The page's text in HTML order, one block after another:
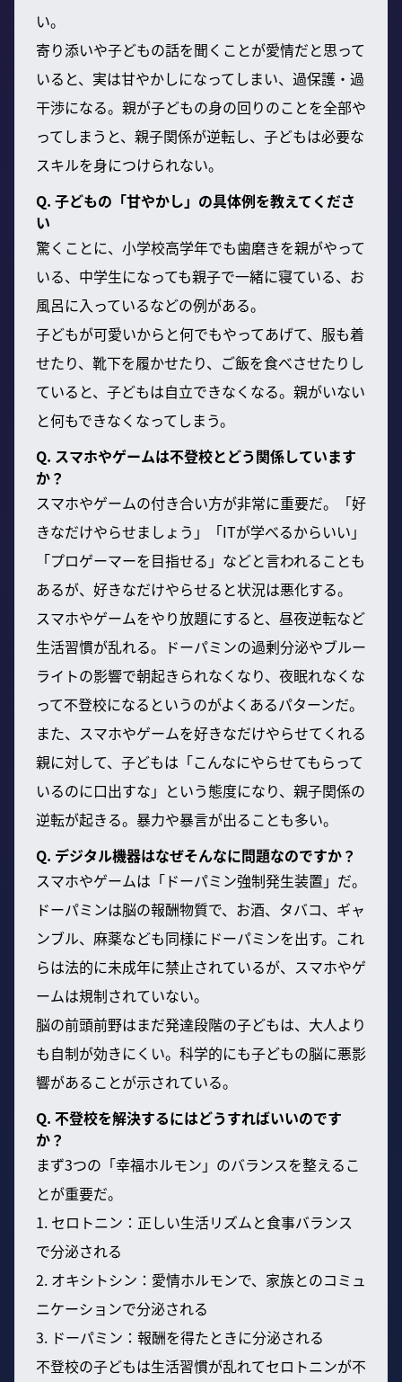
い。
寄り添いや子どもの話を聞くことが愛情だと思って
いると、実は甘やかしになってしまい、過保護・過
干渉になる。親が子どもの身の回りのことを全部や
ってしまうと、親子関係が逆転し、子どもは必要な
スキルを身につけられない。
Q. 子どもの「甘やかし」の具体例を教えてくださ
い
驚くことに、小学校高学年でも歯磨きを親がやって
いる、中学生になっても親子で一緒に寝ている、お
風呂に入っているなどの例がある。
子どもが可愛いからと何でもやってあげて、服も着
せたり、靴下を履かせたり、ご飯を食べさせたりし
ていると、子どもは自立できなくなる。親がいない
と何もできなくなってしまう。
Q. スマホやゲームは不登校とどう関係しています
か？
スマホやゲームの付き合い方が非常に重要だ。「好
きなだけやらせましょう」「ITが学べるからいい」
「プロゲーマーを目指せる」などと言われることも
あるが、好きなだけやらせると状況は悪化する。
スマホやゲームをやり放題にすると、昼夜逆転など
生活習慣が乱れる。ドーパミンの過剰分泌やブルー
ライトの影響で朝起きられなくなり、夜眠れなくな
って不登校になるというのがよくあるパターンだ。
また、スマホやゲームを好きなだけやらせてくれる
親に対して、子どもは「こんなにやらせてもらって
いるのに口出すな」という態度になり、親子関係の
逆転が起きる。暴力や暴言が出ることも多い。
Q. デジタル機器はなぜそんなに問題なのですか？
スマホやゲームは「ドーパミン強制発生装置」だ。
ドーパミンは脳の報酬物質で、お酒、タバコ、ギャ
ンブル、麻薬なども同様にドーパミンを出す。これ
らは法的に未成年に禁止されているが、スマホやゲ
ームは規制されていない。
脳の前頭前野はまだ発達段階の子どもは、大人より
も自制が効きにくい。科学的にも子どもの脳に悪影
響があることが示されている。
Q. 不登校を解決するにはどうすればいいのです
か？
まず3つの「幸福ホルモン」のバランスを整えるこ
とが重要だ。
1. セロトニン：正しい生活リズムと食事バランス
で分泌される
2. オキシトシン：愛情ホルモンで、家族とのコミュ
ニケーションで分泌される
3. ドーパミン：報酬を得たときに分泌される
不登校の子どもは生活習慣が乱れてセロトニンが不